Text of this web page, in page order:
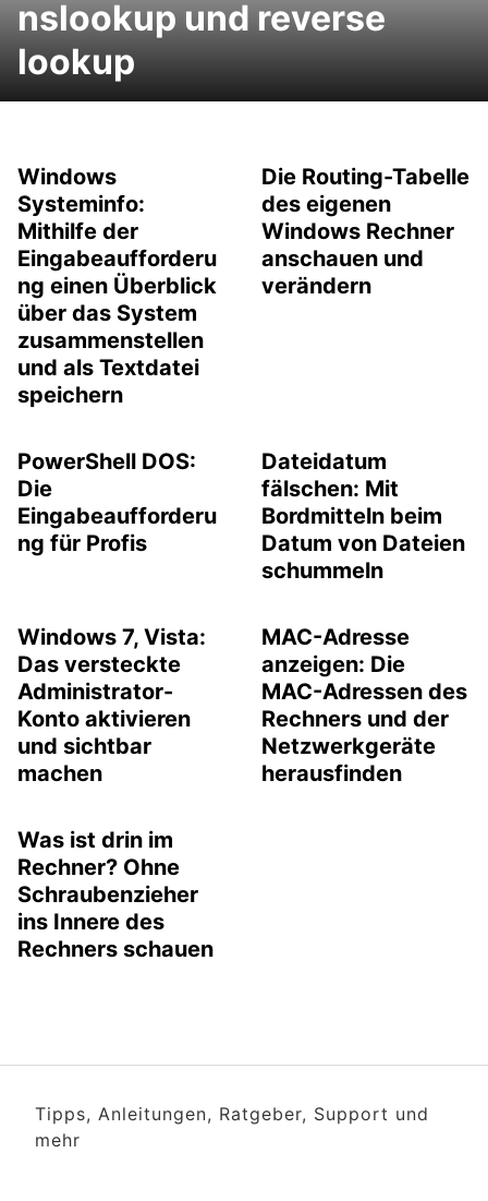
nslookup und reverse
lookup
Windows
Systeminfo:
Mithilfe der
Eingabeaufforderu
ng einen Überblick
über das System
zusammenstellen
und als Textdatei
speichern
Die Routing-Tabelle
des eigenen
Windows Rechner
anschauen und
verändern
PowerShell DOS:
Die
Eingabeaufforderu
ng für Profis
Dateidatum
fälschen: Mit
Bordmitteln beim
Datum von Dateien
schummeln
Windows 7, Vista:
Das versteckte
Administrator-
Konto aktivieren
und sichtbar
machen
MAC-Adresse
anzeigen: Die
MAC-Adressen des
Rechners und der
Netzwerkgeräte
herausfinden
Was ist drin im
Rechner? Ohne
Schraubenzieher
ins Innere des
Rechners schauen
Tipps, Anleitungen, Ratgeber, Support und
mehr